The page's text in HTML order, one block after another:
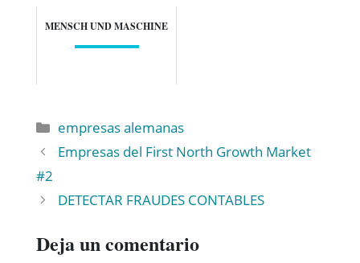
MENSCH UND MASCHINE
empresas alemanas
Empresas del First North Growth Market
#2
DETECTAR FRAUDES CONTABLES
Deja un comentario